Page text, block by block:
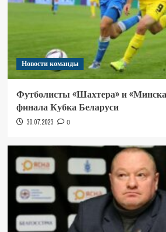
Новости команды
Футболисты «Шахтера» и
финала Кубка Беларуси
30.07.2023 0